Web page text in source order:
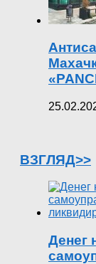
ВЗГЛЯД>>
Денег